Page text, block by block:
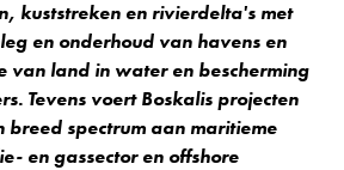
kuststreken en rivierdelta's met
en onderhoud van havens en
van land in water en bescherming
Tevens voert Boskalis projecten
breed spectrum aan maritieme
en gassector en offshore